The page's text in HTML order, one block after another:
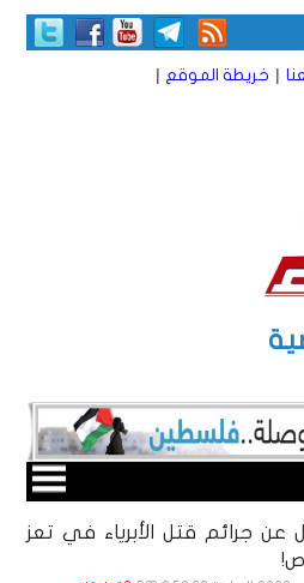
| خريطة الموقع |
جرائم قتل الأبرياء في تعز